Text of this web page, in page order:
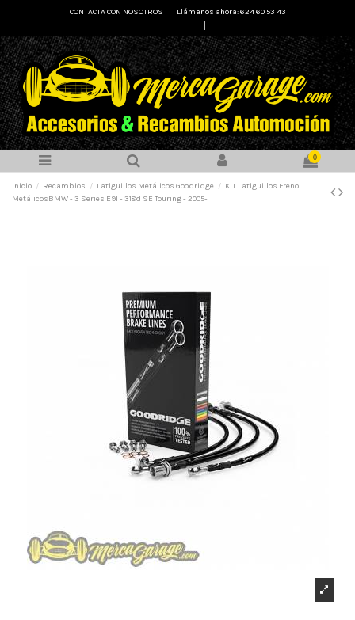
CONTACTA CON NOSOTROS
Llámanos ahora: 624 60 53 43
0
Inicio Recambios Latiguillos Metálicos Goodridge
KIT Latiguillos Freno
MetálicosBMW - 3 Series E91 - 318d SE Touring - 2005-